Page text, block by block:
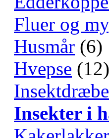
Fluer og
Husmår (6)
Hvepse (12)
Insekter i